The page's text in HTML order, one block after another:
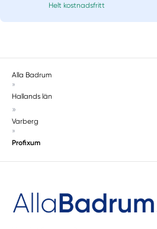
Helt kostnadsfritt
Alla Badrum
»
Hallands län
»
Varberg
»
Profixum